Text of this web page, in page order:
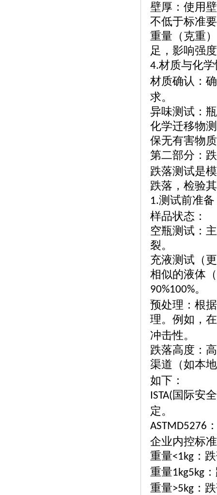
壁厚：使用
不低于标准
重量（克重
足，影响强
4.材质与化
材质确认：
求。
异味测试：
化学迁移物
保无有害物
第二部分：
跌落测试是
跌落，检验
1.测试前准备
样品状态：
空瓶测试：
裂。
充液测试（
相似的液体
90%100%。
预处理：根
理。例如，
冲击性。
跌落高度：
渠道（如本
如下：
ISTA(国际安
定。
ASTMD5276
企业内控标
重量<1kg ：
重量1kg5kg
重量>5kg ：